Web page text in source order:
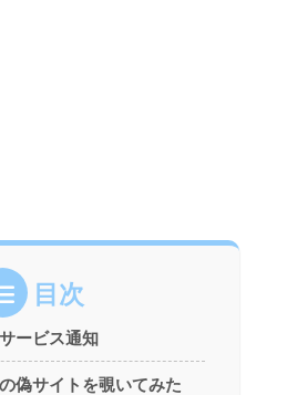
目次
ービス通知
偽サイトを覗いてみた